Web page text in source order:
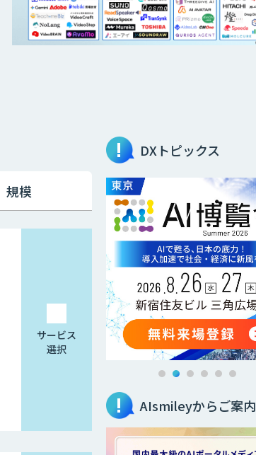
規模
サービス
選択
DXトピックス
AIsmileyからご案内